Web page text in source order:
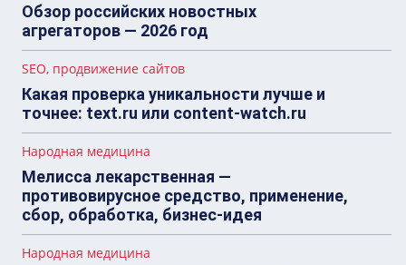
Обзор российских новостных
агрегаторов — 2026 год
SEO, продвижение сайтов
Какая проверка уникальности лучше и
точнее: text.ru или content-watch.ru
Народная медицина
Мелисса лекарственная —
противовирусное средство, применение,
сбор, обработка, бизнес-идея
Народная медицина